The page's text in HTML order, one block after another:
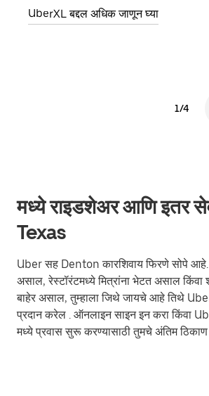
UberXL बद्दल अधिक जाणून घ्या
1/4
मध्ये राइडशेअर आणि इतर
Texas
Uber सह Denton कारशिवाय फिरणे सोपे आहे.
असाल, रेस्टॉरंटमध्ये मित्रांना भेटत असाल किंवा
बाहेर असाल, तुम्हाला जिथे जायचे आहे तिथे
प्रदान करेल . ऑनलाइन साइन इन करा किंवा
मध्ये प्रवास सुरू करण्यासाठी तुमचे अंतिम